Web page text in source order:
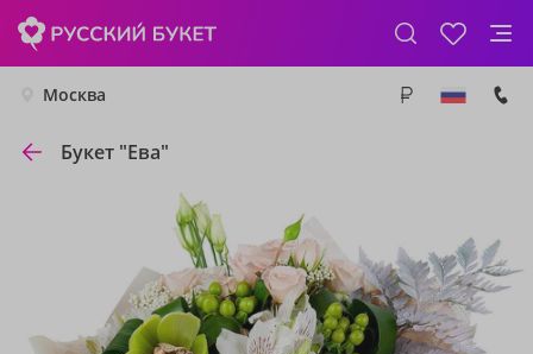
Москва
Букет "Ева"